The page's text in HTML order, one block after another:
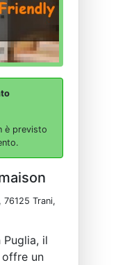
è previsto
Trani,
Puglia, il
offre un